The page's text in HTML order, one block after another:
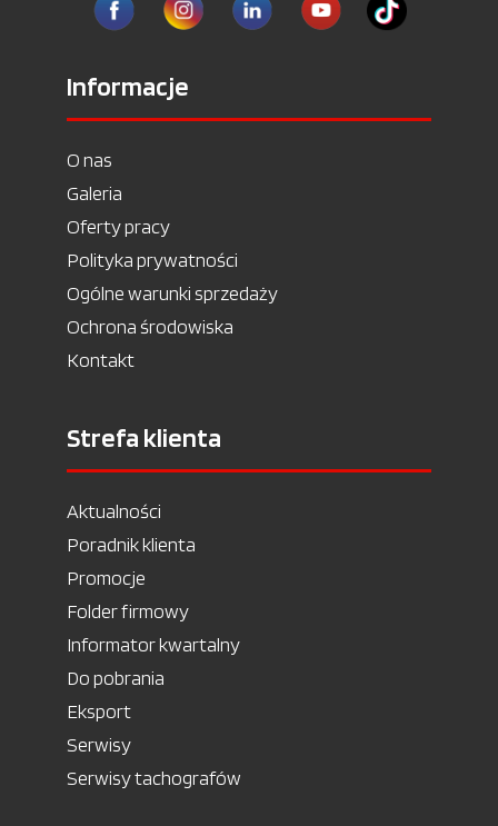
Informacje
O nas
Galeria
Oferty pracy
Polityka prywatności
Ogólne warunki sprzedaży
Ochrona środowiska
Kontakt
Strefa klienta
Aktualności
Poradnik klienta
Promocje
Folder firmowy
Informator kwartalny
Do pobrania
Eksport
Serwisy
Serwisy tachografów